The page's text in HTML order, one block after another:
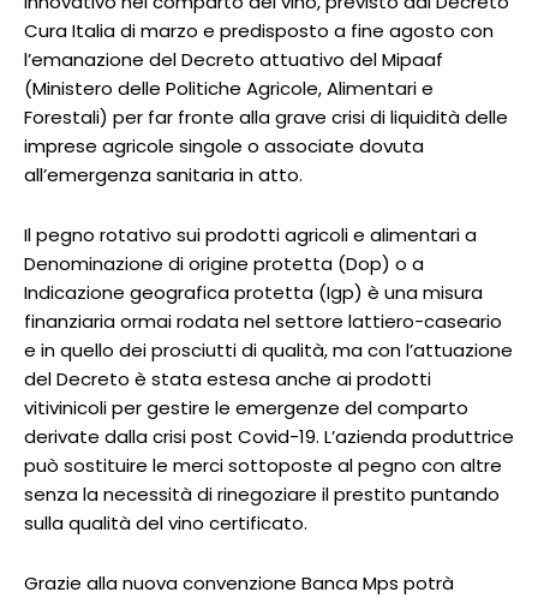
Cura Italia di marzo e predisposto a fine agosto con
l’emanazione del Decreto attuativo del Mipaaf
(Ministero delle Politiche Agricole, Alimentari e
Forestali) per far fronte alla grave crisi di liquidità delle
imprese agricole singole o associate dovuta
all’emergenza sanitaria in atto.
Il pegno rotativo sui prodotti agricoli e alimentari a
Denominazione di origine protetta (Dop) o a
Indicazione geografica protetta (Igp) è una misura
finanziaria ormai rodata nel settore lattiero-caseario
e in quello dei prosciutti di qualità, ma con l’attuazione
del Decreto è stata estesa anche ai prodotti
vitivinicoli per gestire le emergenze del comparto
derivate dalla crisi post Covid-19. L’azienda produttrice
può sostituire le merci sottoposte al pegno con altre
senza la necessità di rinegoziare il prestito puntando
sulla qualità del vino certificato.
Grazie alla nuova convenzione Banca Mps potrà